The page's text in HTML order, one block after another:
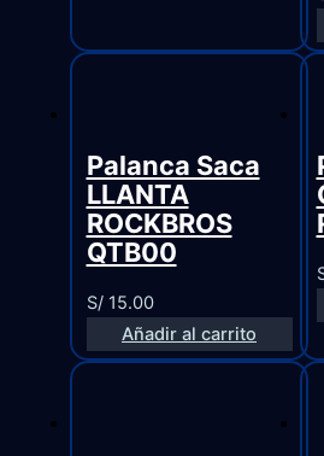
Palanca Saca
LLANTA
ROCKBROS
QTB00
S/15.00
Añadir al carrito